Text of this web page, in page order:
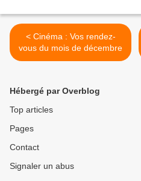
< Cinéma : Vos rendez-
vous du mois de décembre
Hébergé par Overblog
Top articles
Pages
Contact
Signaler un abus